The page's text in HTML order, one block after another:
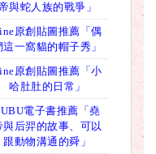
與蛇人族的戰爭」
原創貼圖推薦「偶
這一窩貓的帽子秀」
原創貼圖推薦「小
哈肚肚的日常」
電子書推薦「堯
與后羿的故事、可以
跟動物溝通的舜」